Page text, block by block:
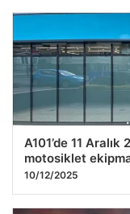
A101’de 11
motosiklet
10/12/2025